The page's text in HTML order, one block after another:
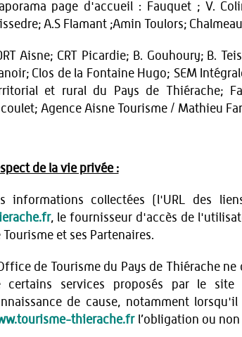
page d'accueil : Fauquet ; V.
A.S Flamant ;Amin Toulors;
Aisne; CRT Picardie; B. Gouhoury; B.
Clos de la Fontaine Hugo; SEM
et rural du Pays de Thiérache;
Agence Aisne Tourisme / Mathieu
de la vie privée :
informations collectées (l'URL des
, le fournisseur d'accès de
Tourisme et ses Partenaires.
de Tourisme du Pays de Thiérache
certains services proposés par le site
de cause, notamment
thierache.frl’obligation ou